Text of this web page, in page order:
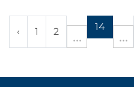
‹ 1 2 14